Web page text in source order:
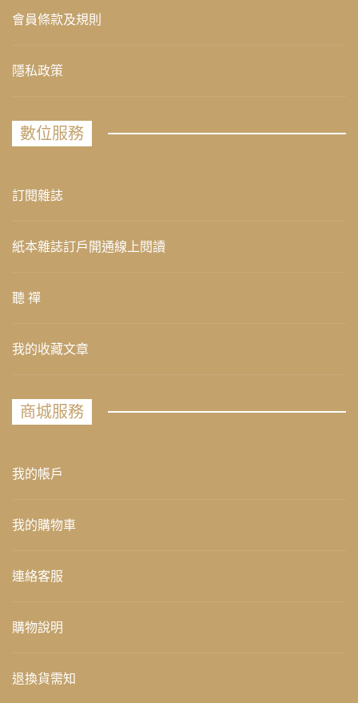
會員條款及規則
隱私政策
數位服務
訂閱雜誌
紙本雜誌訂戶開通線上閱讀
聽 禪
我的收藏文章
商城服務
我的帳戶
我的購物車
連絡客服
購物說明
退換貨需知